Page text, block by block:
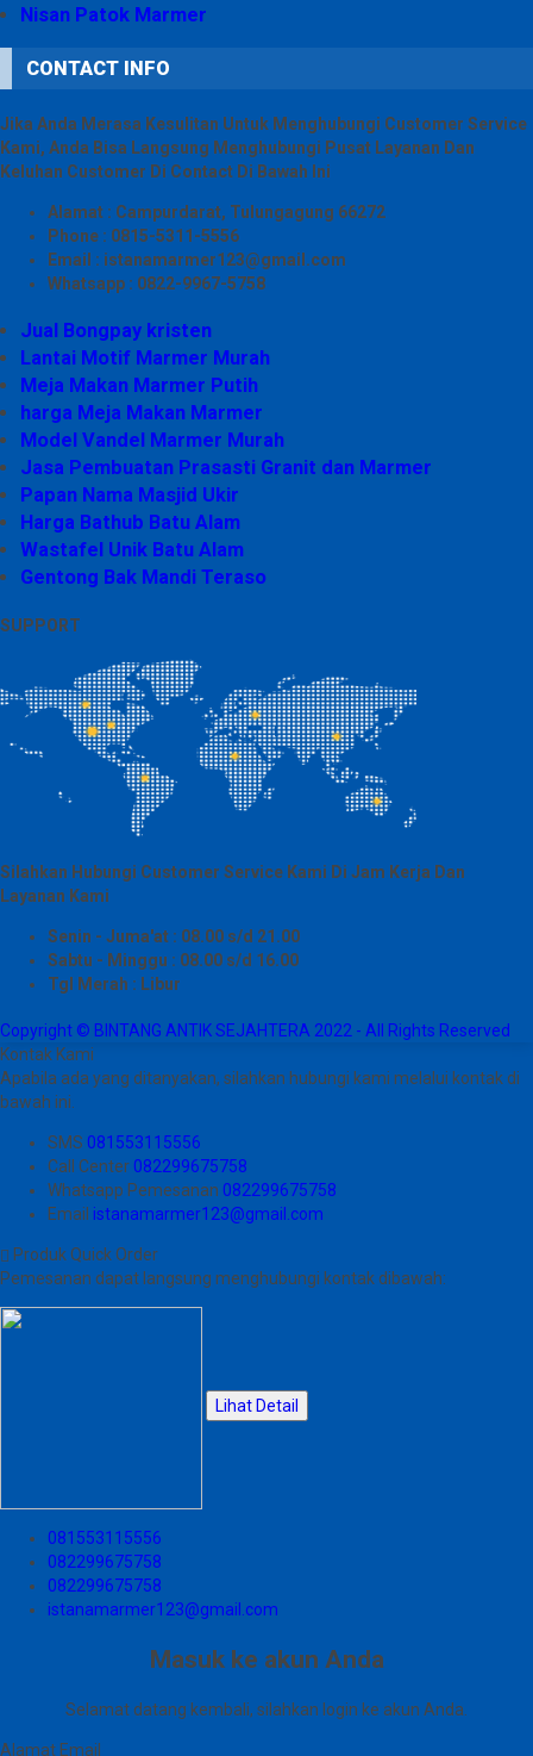
Nisan Patok Marmer
CONTACT INFO
Jika Anda Merasa Kesulitan Untuk Menghubungi Customer Service
Kami, Anda Bisa Langsung Menghubungi Pusat Layanan Dan
Keluhan Customer Di Contact Di Bawah Ini
Alamat : Campurdarat, Tulungagung 66272
Phone : 0815-5311-5556
Email : istanamarmer123@gmail.com
Whatsapp : 0822-9967-5758
Jual Bongpay kristen
Lantai Motif Marmer Murah
Meja Makan Marmer Putih
harga Meja Makan Marmer
Model Vandel Marmer Murah
Jasa Pembuatan Prasasti Granit dan Marmer
Papan Nama Masjid Ukir
Harga Bathub Batu Alam
Wastafel Unik Batu Alam
Gentong Bak Mandi Teraso
SUPPORT
Silahkan Hubungi Customer Service Kami Di Jam Kerja Dan
Layanan Kami
Senin - Juma'at : 08.00 s/d 21.00
Sabtu - Minggu : 08.00 s/d 16.00
Tgl Merah : Libur
Copyright © BINTANG ANTIK SEJAHTERA 2022 - All Rights Reserved
Kontak Kami
Apabila ada yang ditanyakan, silahkan hubungi kami melalui kontak di
bawah ini.
SMS 081553115556
Call Center 082299675758
Whatsapp Pemesanan 082299675758
Email istanamarmer123@gmail.com
Produk Quick Order
Pemesanan dapat langsung menghubungi kontak dibawah:
Lihat Detail
081553115556
082299675758
082299675758
istanamarmer123@gmail.com
Masuk ke akun Anda
Selamat datang kembali, silahkan login ke akun Anda.
Alamat Email